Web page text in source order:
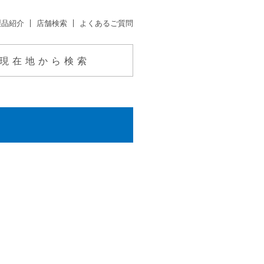
紹介 店舗検索 よくあるご質問
現在地から検索